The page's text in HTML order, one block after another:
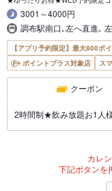
3001～4000円
調布駅南口､左へ直進､
【アプリ予約限定】最大800ポ
ポイントプラス対象店
ス
クーポン
2時間制★飲み放題お1人
カレ
下記ボタンを